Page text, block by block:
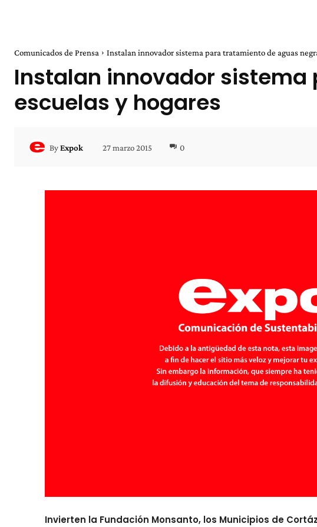
Comunicados de Prensa Instalan innovador sistema para tratamiento de aguas
Instalan innovador
escuelas y hogares
ByExpok 27 marzo 2015 0
Invierten la Fundación Monsanto, los Municipios de